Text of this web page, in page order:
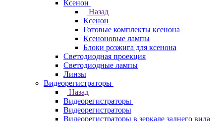
Ксенон
Назад
Ксенон
Готовые комплекты ксенона
Ксеноновые лампы
Блоки розжига для ксенона
Светодиодная проекция
Светодиодные лампы
Линзы
Видеорегистраторы
Назад
Видеорегистраторы
Видеорегистраторы
Видеорегистраторы в зеркале заднего вида